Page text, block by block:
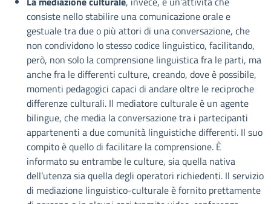
consiste nello stabilire una comunicazione orale e
gestuale tra due o più attori di una conversazione, che
non condividono lo stesso codice linguistico, facilitando,
però, non solo la comprensione linguistica fra le parti, ma
anche fra le differenti culture, creando, dove è possibile,
momenti pedagogici capaci di andare oltre le reciproche
differenze culturali. Il mediatore culturale è un agente
bilingue, che media la conversazione tra i partecipanti
appartenenti a due comunità linguistiche differenti. Il suo
compito è quello di facilitare la comprensione. È
informato su entrambe le culture, sia quella nativa
dell’utenza sia quella degli operatori richiedenti. Il servizio
di mediazione linguistico-culturale è fornito prettamente